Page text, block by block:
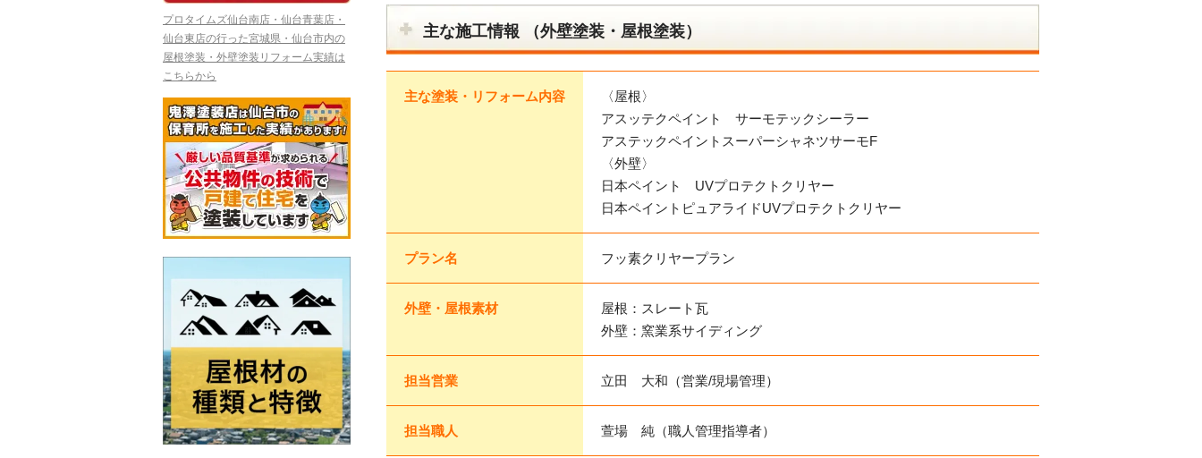
主な施工情報 （外壁塗装・屋根塗装）
主な塗装・リフォーム内容
〈屋根〉
アスッテクペイント サーモテックシーラー
アステックペイントスーパーシャネツサーモF
〈外壁〉
日本ペイント UVプロテクトクリヤー
日本ペイントピュアライドUVプロテクトクリヤー
プラン名 フッ素クリヤープラン
外壁・屋根素材
屋根：スレート瓦
外壁：窯業系サイディング
担当営業 立田 大和（営業/現場管理）
担当職人 萱場 純（職人管理指導者）
プロタイムズ仙台南店・仙台青葉店・
仙台東店の行った宮城県・仙台市内の
屋根塗装・外壁塗装リフォーム実績は
こちらから